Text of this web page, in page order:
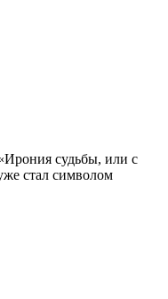
судьбы, или с
стал символом